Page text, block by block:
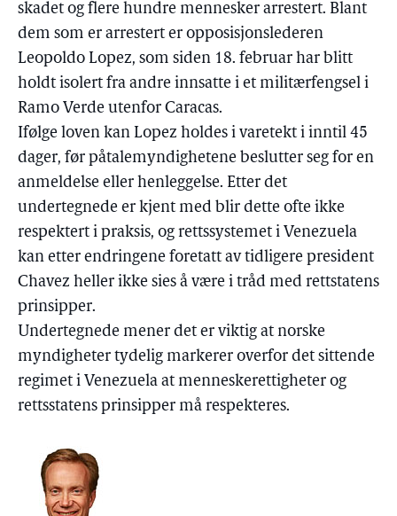
skadet og flere hundre mennesker arrestert. Blant
dem som er arrestert er opposisjonslederen
Leopoldo Lopez, som siden 18. februar har blitt
holdt isolert fra andre innsatte i et militærfengsel i
Ramo Verde utenfor Caracas.
Ifølge loven kan Lopez holdes i varetekt i inntil 45
dager, før påtalemyndighetene beslutter seg for en
anmeldelse eller henleggelse. Etter det
undertegnede er kjent med blir dette ofte ikke
respektert i praksis, og rettssystemet i Venezuela
kan etter endringene foretatt av tidligere president
Chavez heller ikke sies å være i tråd med rettstatens
prinsipper.
Undertegnede mener det er viktig at norske
myndigheter tydelig markerer overfor det sittende
regimet i Venezuela at menneskerettigheter og
rettsstatens prinsipper må respekteres.